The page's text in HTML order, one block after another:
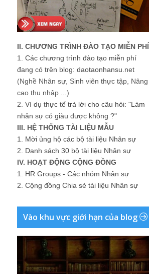
II. CHƯƠNG TRÌNH ĐÀO TẠO MIỄN PHÍ
1. Các chương trình đào tạo miễn phí
đang có trên blog: daotaonhansu.net
(Nghề Nhân sự, Sinh viên thực tập, Nâng
cao thu nhập ...)
2. Ví dụ thực tế trả lời cho câu hỏi: "Làm
nhân sự có giàu được không ?"
III. HỆ THỐNG TÀI LIỆU MẪU
1. Mời ủng hộ các bộ tài liệu Nhân sự
2. Danh sách 30 bộ tài liệu Nhân sự
IV. HOẠT ĐỘNG CỘNG ĐỒNG
1. HR Groups - Các nhóm Nhân sự
2. Cộng đồng Chia sẻ tài liệu Nhân sự
Vào khu vực giới hạn của blog